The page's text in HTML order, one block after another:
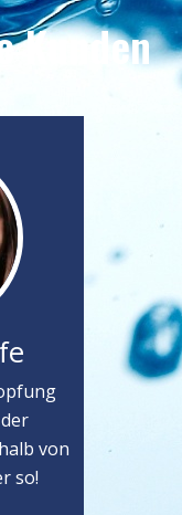
Kunden
von
so!